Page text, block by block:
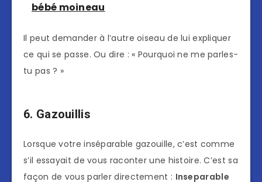
bébé moineau
Il peut demander à l’autre oiseau de lui expliquer
ce qui se passe. Ou dire : « Pourquoi ne me parles-
tu pas ? »
6. Gazouillis
Lorsque votre inséparable gazouille, c’est comme
s’il essayait de vous raconter une histoire. C’est sa
façon de vous parler directement : Inseparable